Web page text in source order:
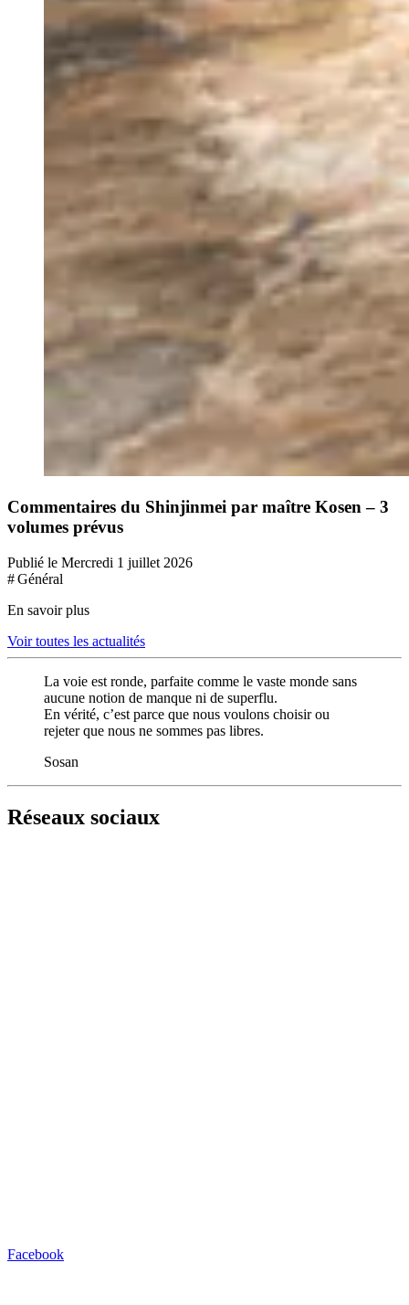
Commentaires du Shinjinmei par maître Kosen – 3
volumes prévus
Publié le Mercredi 1 juillet 2026
# Général
En savoir plus
Voir toutes les actualités
La voie est ronde, parfaite comme le vaste monde sans
aucune notion de manque ni de superflu.
En vérité, c’est parce que nous voulons choisir ou
rejeter que nous ne sommes pas libres.
Sosan
Réseaux sociaux
Facebook